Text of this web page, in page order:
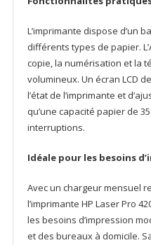
L’imprimante dispose d’un
différents types de papier.
copie, la numérisation et la
volumineux. Un écran LCD
l’état de l’imprimante et
qu’une capacité papier de
interruptions.
Idéale pour les besoins
Avec un chargeur mensuel
l’imprimante HP Laser Pro
les besoins d’impression
et des bureaux à domicile.